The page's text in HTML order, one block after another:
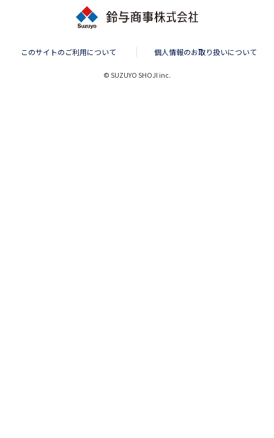
このサイトのご利用について 個人情報のお取り扱いについて
© SUZUYO SHOJI inc.